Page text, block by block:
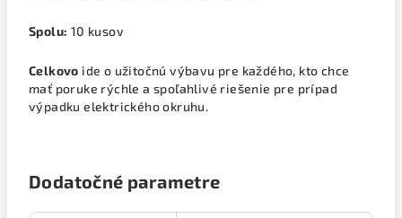
Spolu: 10 kusov
Celkovo ide o užitočnú výbavu pre každého, kto chce
mať poruke rýchle a spoľahlivé riešenie pre prípad
výpadku elektrického okruhu.
Dodatočné parametre